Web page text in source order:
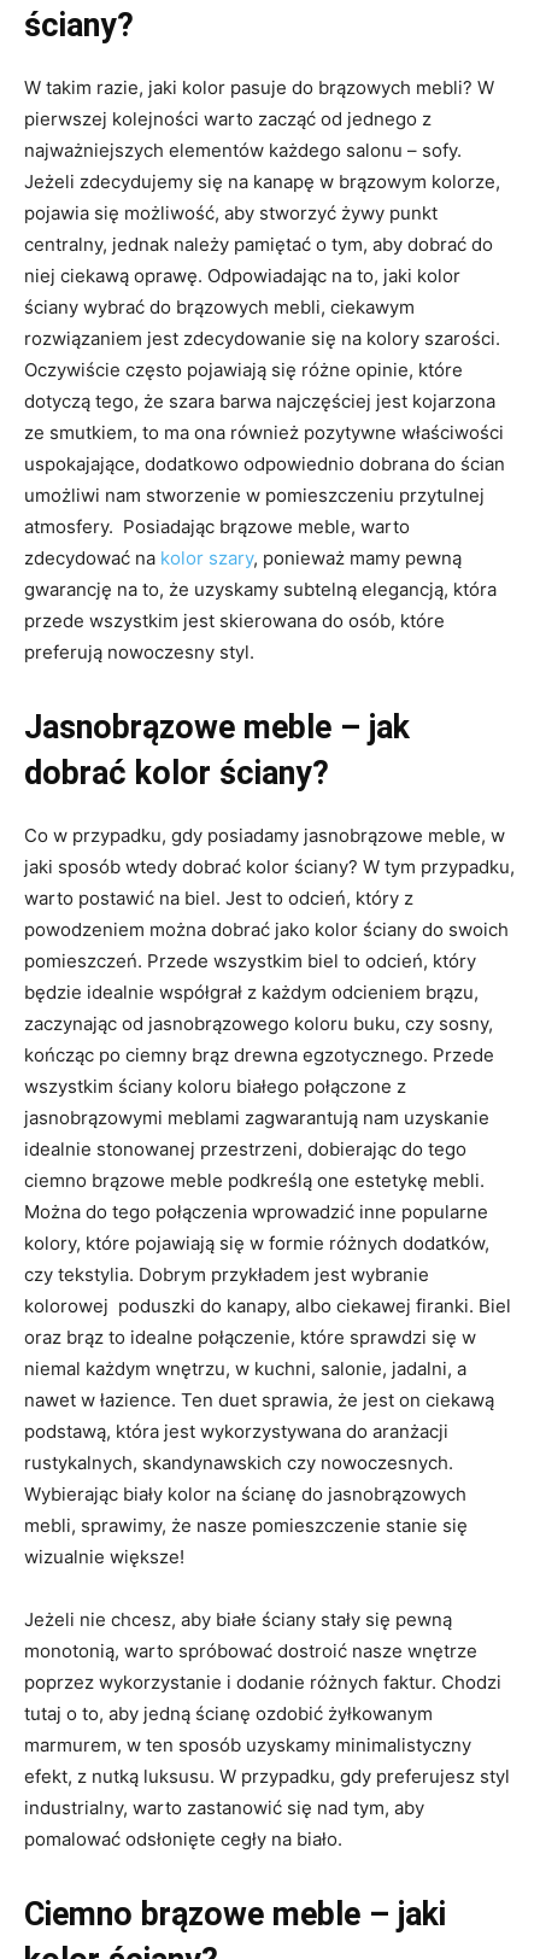
ściany?
W takim razie, jaki kolor pasuje do brązowych mebli? W
pierwszej kolejności warto zacząć od jednego z
najważniejszych elementów każdego salonu – sofy.
Jeżeli zdecydujemy się na kanapę w brązowym kolorze,
pojawia się możliwość, aby stworzyć żywy punkt
centralny, jednak należy pamiętać o tym, aby dobrać do
niej ciekawą oprawę. Odpowiadając na to, jaki kolor
ściany wybrać do brązowych mebli, ciekawym
rozwiązaniem jest zdecydowanie się na kolory szarości.
Oczywiście często pojawiają się różne opinie, które
dotyczą tego, że szara barwa najczęściej jest kojarzona
ze smutkiem, to ma ona również pozytywne właściwości
uspokajające, dodatkowo odpowiednio dobrana do ścian
umożliwi nam stworzenie w pomieszczeniu przytulnej
atmosfery. Posiadając brązowe meble, warto
zdecydować na kolor szary, ponieważ mamy pewną
gwarancję na to, że uzyskamy subtelną elegancją, która
przede wszystkim jest skierowana do osób, które
preferują nowoczesny styl.
Jasnobrązowe meble – jak
dobrać kolor ściany?
Co w przypadku, gdy posiadamy jasnobrązowe meble, w
jaki sposób wtedy dobrać kolor ściany? W tym przypadku,
warto postawić na biel. Jest to odcień, który z
powodzeniem można dobrać jako kolor ściany do swoich
pomieszczeń. Przede wszystkim biel to odcień, który
będzie idealnie współgrał z każdym odcieniem brązu,
zaczynając od jasnobrązowego koloru buku, czy sosny,
kończąc po ciemny brąz drewna egzotycznego. Przede
wszystkim ściany koloru białego połączone z
jasnobrązowymi meblami zagwarantują nam uzyskanie
idealnie stonowanej przestrzeni, dobierając do tego
ciemno brązowe meble podkreślą one estetykę mebli.
Można do tego połączenia wprowadzić inne popularne
kolory, które pojawiają się w formie różnych dodatków,
czy tekstylia. Dobrym przykładem jest wybranie
kolorowej poduszki do kanapy, albo ciekawej firanki. Biel
oraz brąz to idealne połączenie, które sprawdzi się w
niemal każdym wnętrzu, w kuchni, salonie, jadalni, a
nawet w łazience. Ten duet sprawia, że jest on ciekawą
podstawą, która jest wykorzystywana do aranżacji
rustykalnych, skandynawskich czy nowoczesnych.
Wybierając biały kolor na ścianę do jasnobrązowych
mebli, sprawimy, że nasze pomieszczenie stanie się
wizualnie większe!
Jeżeli nie chcesz, aby białe ściany stały się pewną
monotonią, warto spróbować dostroić nasze wnętrze
poprzez wykorzystanie i dodanie różnych faktur. Chodzi
tutaj o to, aby jedną ścianę ozdobić żyłkowanym
marmurem, w ten sposób uzyskamy minimalistyczny
efekt, z nutką luksusu. W przypadku, gdy preferujesz styl
industrialny, warto zastanowić się nad tym, aby
pomalować odsłonięte cegły na biało.
Ciemno brązowe meble – jaki